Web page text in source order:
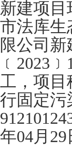
新建项目
市法库生
限公司
﹝ 2023 ﹞
工，项目
行固定污
年04月 29